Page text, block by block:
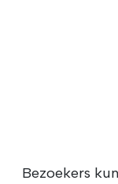
Bezoekers